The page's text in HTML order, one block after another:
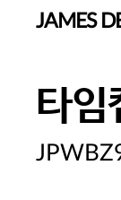
JAMES
타임